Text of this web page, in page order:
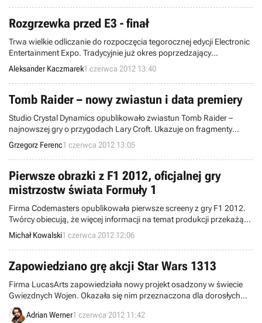
Rozgrzewka przed E3 - finał
Trwa wielkie odliczanie do rozpoczęcia tegorocznej edycji Electronic
Entertainment Expo. Tradycyjnie już okres poprzedzający
najważniejszą imprezę branży obfituje w doniesienia o nowych
grach oraz planach deweloperów i wydawców. W ramach cyklu
Rozgrzewka przed E3 zaprezentowaliśmy tytuły, o których z
pewnością przeczytacie w relacjach naszych wysłanników. Pora na
Aleksander Kaczmarek1 czerwca 2012 13:40
Tomb Raider – nowy zwiastun i data premiery
Studio Crystal Dynamics opublikowało zwiastun Tomb Raider –
najnowszej gry o przygodach Lary Croft. Ukazuje on fragmenty
rozgrywki i wymienia 5 marca 2013 roku jako oficjalną datę
premiery.
Grzegorz Ferenc1 czerwca 2012 13:05
Pierwsze obrazki z F1 2012, oficjalnej gry
mistrzostw świata Formuły 1
Firma Codemasters opublikowała pierwsze screeny z gry F1 2012.
Twórcy obiecują, że więcej informacji na temat produkcji przekażą
na zbliżających się targach E3. Symulator bolidu Formuły 1 ukaże się
we wrześniu tego roku.
Michał Kowalski1 czerwca 2012 12:06
Zapowiedziano grę akcji Star Wars 1313
Firma LucasArts zapowiedziała nowy projekt osadzony w świecie
Gwiezdnych Wojen. Okazała się nim przeznaczona dla dorosłych
trzecioosobowa gra akcji Star Wars 1313, w której wcielimy się w
łowcę nagród.
Adrian Werner1 czerwca 2012 11:42